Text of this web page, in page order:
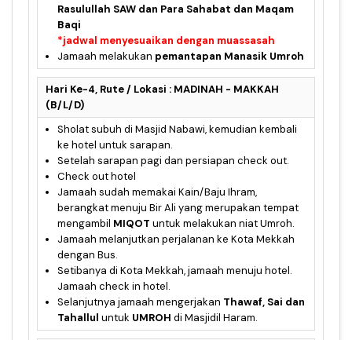
Rasulullah SAW dan Para Sahabat dan Maqam
Baqi
*jadwal menyesuaikan dengan muassasah
Jamaah melakukan pemantapan Manasik Umroh
Hari Ke-4, Rute / Lokasi : MADINAH - MAKKAH
(B/L/D)
Sholat subuh di Masjid Nabawi, kemudian kembali
ke hotel untuk sarapan.
Setelah sarapan pagi dan persiapan check out.
Check out hotel
Jamaah sudah memakai Kain/Baju Ihram,
berangkat menuju Bir Ali yang merupakan tempat
mengambil MIQOT untuk melakukan niat Umroh.
Jamaah melanjutkan perjalanan ke Kota Mekkah
dengan Bus.
Setibanya di Kota Mekkah, jamaah menuju hotel.
Jamaah check in hotel.
Selanjutnya jamaah mengerjakan Thawaf, Sai dan
Tahallul untuk UMROH di Masjidil Haram.